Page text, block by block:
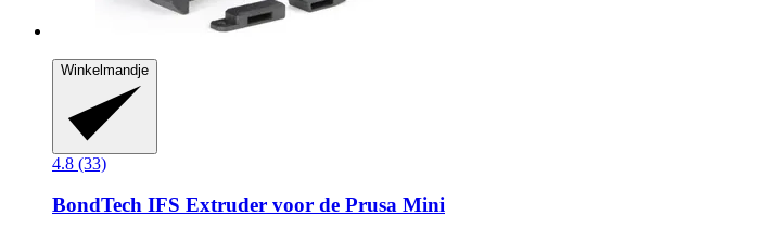
Winkelmandje
4.8 (33)
BondTech IFS Extruder voor de Prusa Mini